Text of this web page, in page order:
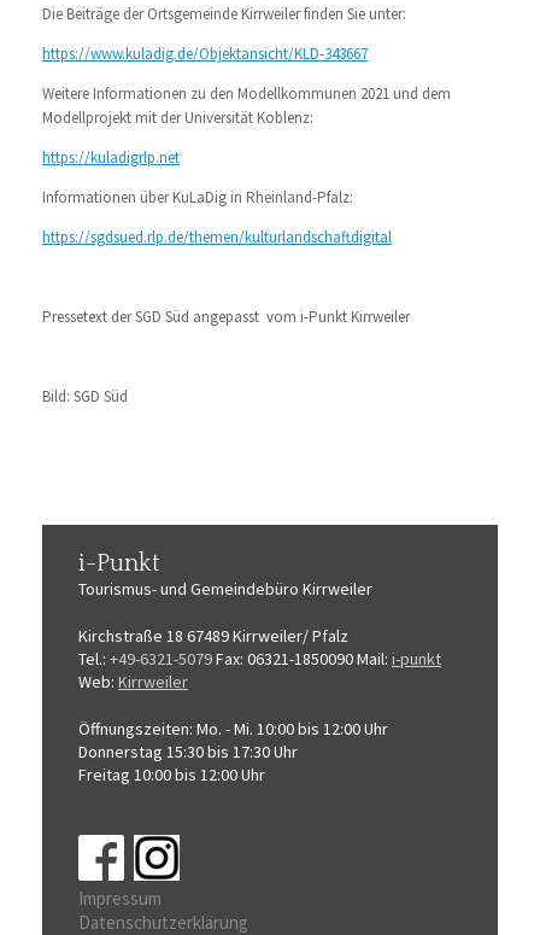
Die Beiträge der Ortsgemeinde Kirrweiler finden Sie unter:
https://www.kuladig.de/Objektansicht/KLD-343667
Weitere Informationen zu den Modellkommunen 2021 und dem
Modellprojekt mit der Universität Koblenz:
https://kuladigrlp.net
Informationen über KuLaDig in Rheinland-Pfalz:
https://sgdsued.rlp.de/themen/kulturlandschaftdigital
Pressetext der SGD Süd angepasst vom i-Punkt Kirrweiler
Bild: SGD Süd
i-Punkt
Tourismus-und Gemeindebüro Kirrweiler
Kirchstraße 18 67489 Kirrweiler/ Pfalz
Tel.: +49-6321-5079Fax: 06321-1850090Mail: i-punkt
Web: Kirrweiler
Öffnungszeiten: Mo. - Mi. 10:00 bis 12:00 Uhr
Donnerstag 15:30 bis 17:30 Uhr
Freitag 10:00 bis 12:00 Uhr
Impressum
Datenschutzerklärung